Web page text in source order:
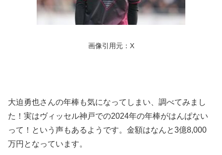
画像引用元：X
大迫勇也さんの年棒も気になってしまい、調べてみまし
た！実はヴィッセル神戸での2024年の年棒がはんぱない
って！という声もあるようです。金額はなんと3億8,000
万円となっています。